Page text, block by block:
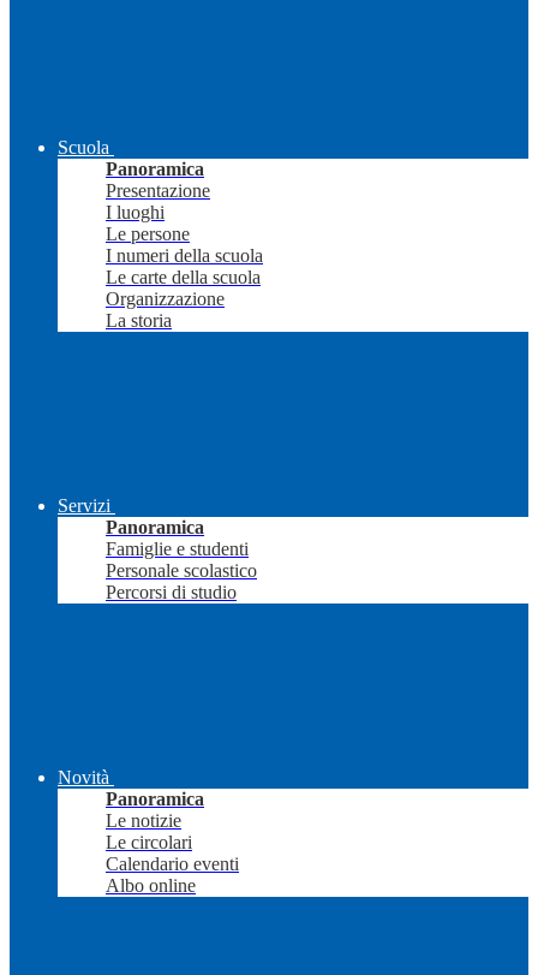
Scuola
Panoramica
Presentazione
I luoghi
Le persone
I numeri della scuola
Le carte della scuola
Organizzazione
La storia
Servizi
Panoramica
Famiglie e studenti
Personale scolastico
Percorsi di studio
Novità
Panoramica
Le notizie
Le circolari
Calendario eventi
Albo online